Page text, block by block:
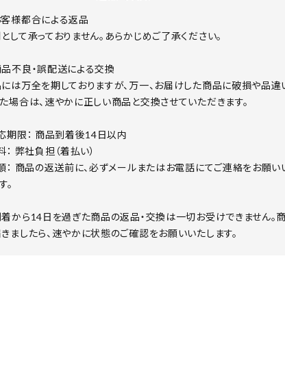
様都合による返品
して承っておりません。あらかじめご了承ください。
不良・誤配送による交換
は万全を期しておりますが、万一、お届けした商品に破損や品違
場合は、速やかに正しい商品と交換させていただきます。
期限： 商品到着後14日以内
： 弊社負担（着払い）
： 商品の返送前に、必ずメールまたはお電話にてご連絡をお願い
。
から14日を過ぎた商品の返品・交換は一切お受けできません。
ましたら、速やかに状態のご確認をお願いいたします。